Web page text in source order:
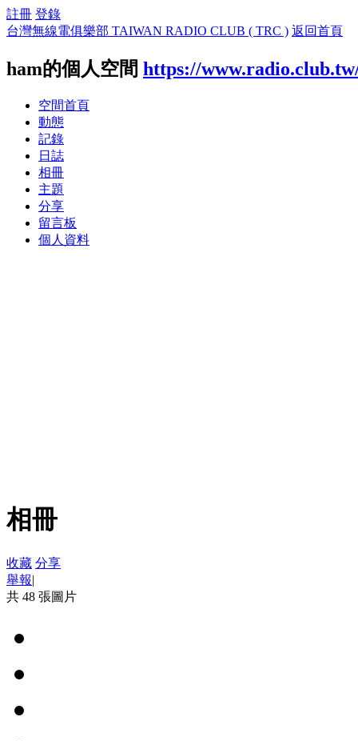
註冊 登錄
台灣無線電俱樂部 TAIWAN RADIO CLUB ( TRC ) 返回首頁
ham的個人空間 https://
空間首頁
動態
記錄
日誌
相冊
主題
分享
留言板
個人資料
相冊
收藏 分享
舉報|
共 48 張圖片